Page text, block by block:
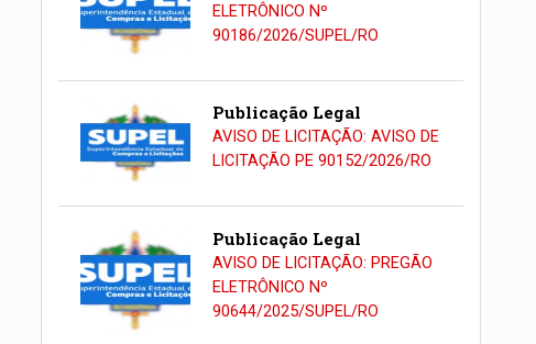
ELETRÔNICO Nº
90186/2026/SUPEL/RO
Publicação Legal
AVISO DE LICITAÇÃO: AVISO DE
LICITAÇÃO PE 90152/2026/RO
Publicação Legal
AVISO DE LICITAÇÃO: PREGÃO
ELETRÔNICO Nº
90644/2025/SUPEL/RO